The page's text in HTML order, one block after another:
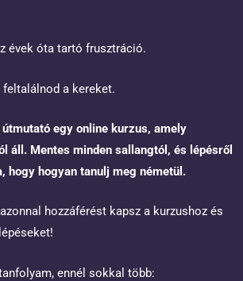
évek óta tartó frusztráció.
a kereket.
egy online kurzus, amely
áll. Mentes minden sallangtól, és lépésről
hogy hogyan tanulj meg németül.
hozzáférést kapsz a kurzushoz és
ennél sokkal több: